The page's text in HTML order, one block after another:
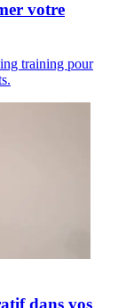
votre
training pour